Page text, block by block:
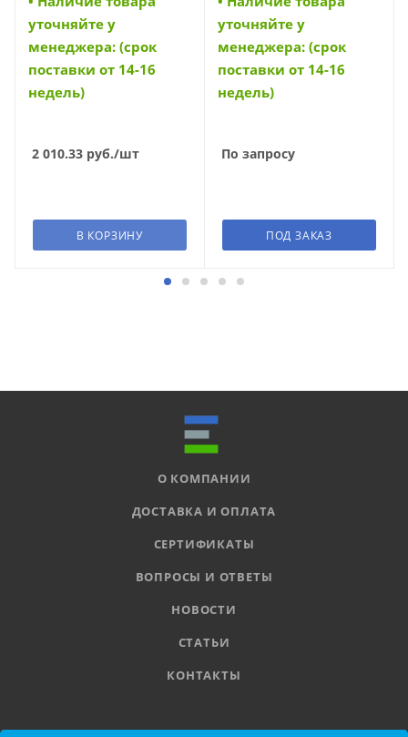
(PL6-B1/1) (164740)
уточняйте у
менеджера: (срок
поставки от 14-16
недель)
2 010.33 руб./шт
В КОРЗИНУ
Icn 6 kA (34525)
уточняйте у
менеджера: (срок
поставки от 14-16
недель)
По запросу
ПОД ЗАКАЗ
О КОМПАНИИ
ДОСТАВКА И ОПЛАТА
СЕРТИФИКАТЫ
ВОПРОСЫ И ОТВЕТЫ
НОВОСТИ
СТАТЬИ
КОНТАКТЫ